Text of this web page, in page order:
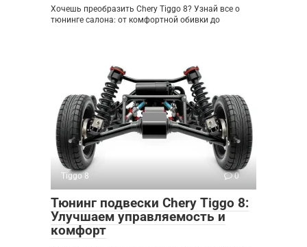
Хочешь преобразить Chery Tiggo 8? Узнай все о
тюнинге салона: от комфортной обивки до
Tiggo 8 0
Тюнинг подвески Chery Tiggo 8:
Улучшаем управляемость и
комфорт